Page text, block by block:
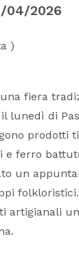
04/2026
)
fiera
lunedì di
prodotti
e ferro
un
artigianali